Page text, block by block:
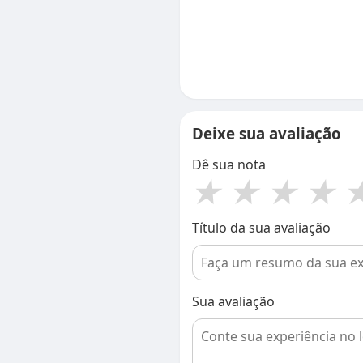
Deixe sua avaliação
Dê sua nota
★ ★ ★ ★
Título da sua avaliação
Sua avaliação